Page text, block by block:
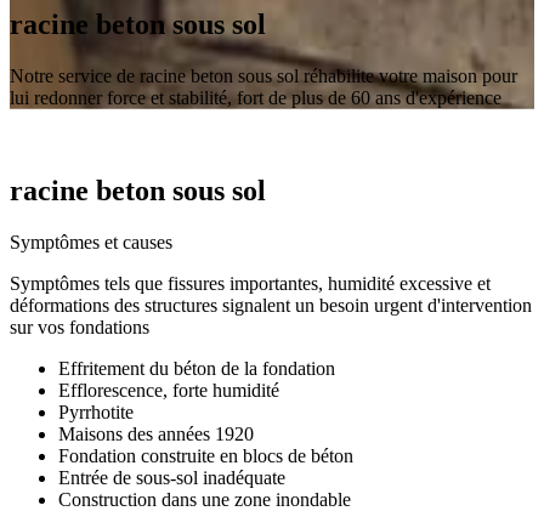
racine beton sous sol
Notre service de racine beton sous sol réhabilite votre maison pour
lui redonner force et stabilité, fort de plus de 60 ans d'expérience
racine beton sous sol
Symptômes et causes
Symptômes tels que fissures importantes, humidité excessive et
déformations des structures signalent un besoin urgent d'intervention
sur vos fondations
Effritement du béton de la fondation
Efflorescence, forte humidité
Pyrrhotite
Maisons des années 1920
Fondation construite en blocs de béton
Entrée de sous-sol inadéquate
Construction dans une zone inondable